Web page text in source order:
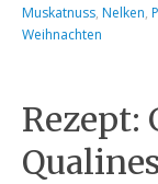
Muskatnuss, Nelken,
Weihnachten
Rezept: